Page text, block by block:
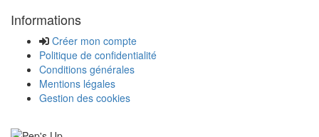
Informations
Créer mon compte
Politique de confidentialité
Conditions générales
Mentions légales
Gestion des cookies